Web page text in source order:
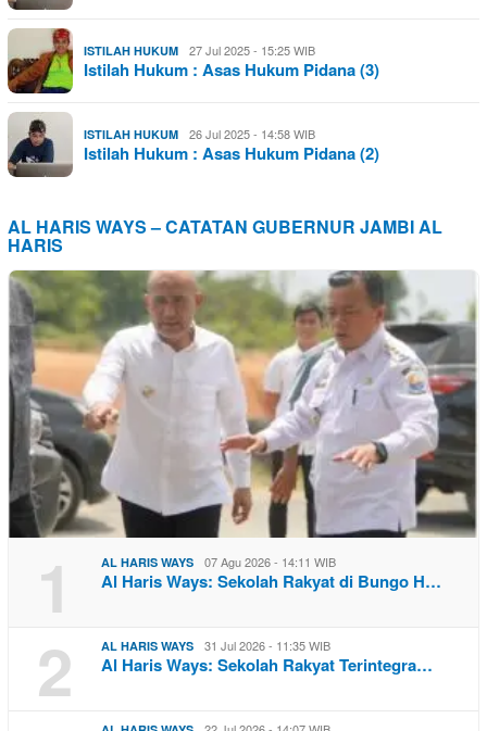
ISTILAH HUKUM 27 Jul 2025 - 15:25 WIB
Istilah Hukum : Asas Hukum Pidana (3)
ISTILAH HUKUM 26 Jul 2025 - 14:58 WIB
Istilah Hukum : Asas Hukum Pidana (2)
AL HARIS WAYS – CATATAN GUBERNUR JAMBI AL
HARIS
1 AL HARIS WAYS 07 Agu 2026 - 14:11 WIB
Al Haris Ways: Sekolah Rakyat di Bungo H…
2 AL HARIS WAYS 31 Jul 2026 - 11:35 WIB
Al Haris Ways: Sekolah Rakyat Terintegra…